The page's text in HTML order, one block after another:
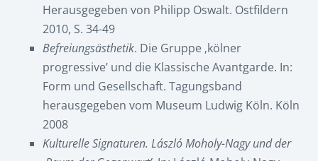
Herausgegeben von Philipp Oswalt. Ostfildern
2010, S. 34-49
Befreiungsästhetik. Die Gruppe ‚kölner
progressive’ und die Klassische Avantgarde. In:
Form und Gesellschaft. Tagungsband
herausgegeben vom Museum Ludwig Köln. Köln
2008
Kulturelle Signaturen. László Moholy-Nagy und der